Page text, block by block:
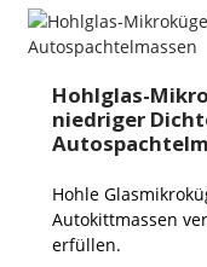
Hohlglas-
niedriger
Hohle
Autokittmassen
erfüllen.